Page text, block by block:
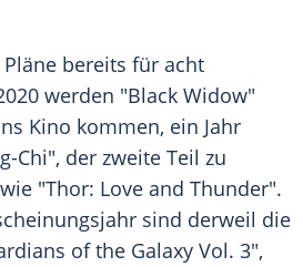
bereits für acht
werden "Black Widow"
Kino kommen, ein Jahr
Chi", der zweite Teil zu
"Thor: Love and Thunder".
sind derweil die
of the Galaxy Vol. 3",